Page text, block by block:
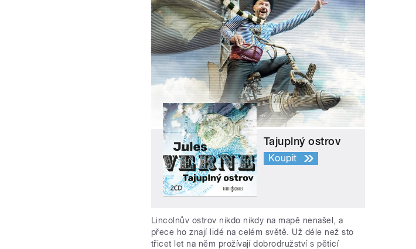
Tajuplný ostrov
Koupit
Lincolnův ostrov nikdo nikdy na mapě nenašel, a
přece ho znají lidé na celém světě. Už déle než sto
třicet let na něm prožívají dobrodružství s pěticí